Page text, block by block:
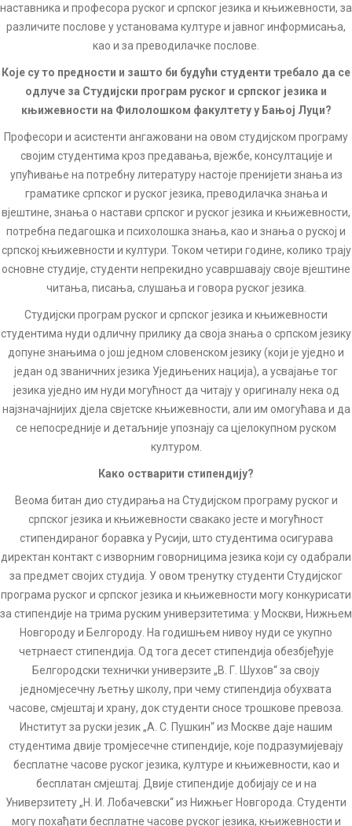
наставника и професора руског и српског језика и књижевности, за
различите послове у установама културе и јавног информисања,
као и за преводилачке послове.
Које су то предности и зашто би будући студенти требало да се
одлуче за Студијски програм руског и српског језика и
књижевности на Филолошком факултету у Бањој Луци?
Професори и асистенти ангажовани на овом студијском програму
својим студентима кроз предавања, вјежбе, консултације и
упућивање на потребну литературу настоје пренијети знања из
граматике српског и руског језика, преводилачка знања и
вјештине, знања о настави српског и руског језика и књижевности,
потребна педагошка и психолошка знања, као и знања о руској и
српској књижевности и култури. Током четири године, колико трају
основне студије, студенти непрекидно усавршавају своје вјештине
читања, писања, слушања и говора руског језика.
Студијски програм руског и српског језика и књижевности
студентима нуди одличну прилику да своја знања о српском језику
допуне знањима о још једном словенском језику (који је уједно и
један од званичних језика Уједињених нација), а усвајање тог
језика уједно им нуди могућност да читају у оригиналу нека од
најзначајнијих дјела свјетске књижевности, али им омогућава и да
се непосредније и детаљније упознају са цјелокупном руском
културом.
Како остварити стипендију?
Веома битан дио студирања на Студијском програму руског и
српског језика и књижевности свакако јесте и могућност
стипендираног боравка у Русији, што студентима осигурава
директан контакт с изворним говорницима језика који су одабрали
за предмет својих студија. У овом тренутку студенти Студијског
програма руског и српског језика и књижевности могу конкурисати
за стипендије на трима руским универзитетима: у Москви, Нижњем
Новгороду и Белгороду. На годишњем нивоу нуди се укупно
четрнаест стипендија. Од тога десет стипендија обезбјеђује
Белгородски технички универзите „В. Г. Шухов“ за своју
једномјесечну љетњу школу, при чему стипендија обухвата
часове, смјештај и храну, док студенти сносе трошкове превоза.
Институт за руски језик „А. С. Пушкин“ из Москве даје нашим
студентима двије тромјесечне стипендије, које подразумијевају
бесплатне часове руског језика, културе и књижевности, као и
бесплатан смјештај. Двије стипендије добијају се и на
Универзитету „Н. И. Лобачевски“ из Нижњег Новгорода. Студенти
могу похађати бесплатне часове руског језика, књижевности и